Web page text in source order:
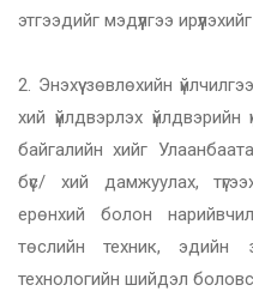
этгээдийг мэдүүлгээ
2. Энэхүү зөвлөхийн
хий үйлдвэрлэх үйлдвэрийн
байгалийн хийг
бүс/ хий дамжуулах,
ерөнхий болон
төслийн техник, эдийн
технологийн шийдэл